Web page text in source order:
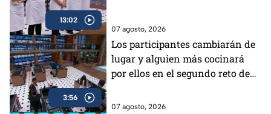
13:02
07 agosto, 2026
3:56
Los participantes cambiarán de
lugar y alguien más cocinará
por ellos en el segundo reto de
07 agosto, 2026